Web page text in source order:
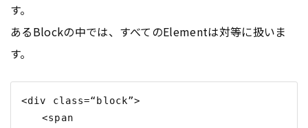
す。
あるBlockの中では、すべてのElementは対等に扱いま
す。
<div class=“block”>
<span